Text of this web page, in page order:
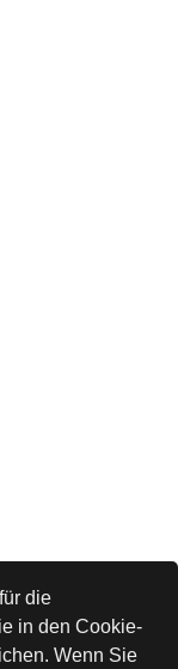
die
in den Cookie-
Wenn Sie